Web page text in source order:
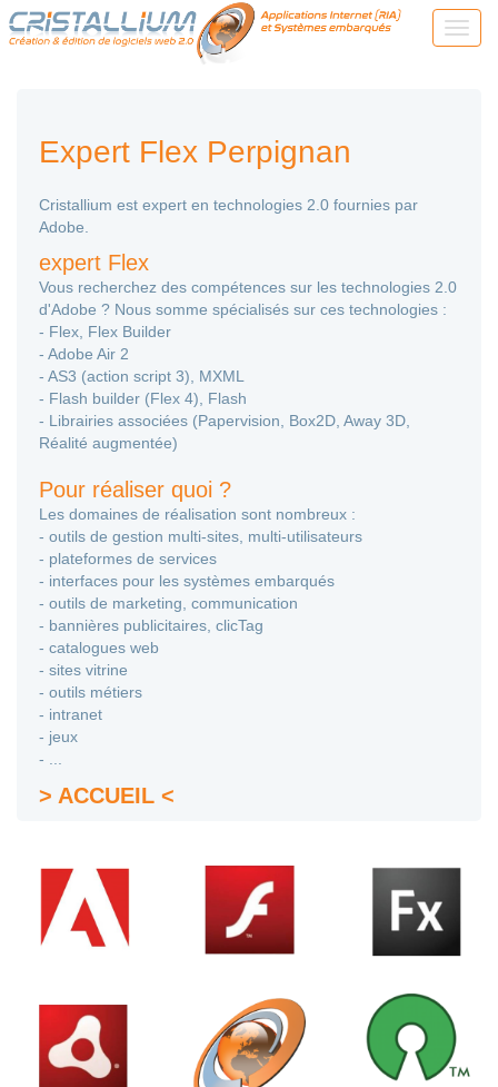
Expert Flex Perpignan
Cristallium est expert en technologies 2.0 fournies par
Adobe.
expert Flex
Vous recherchez des compétences sur les technologies 2.0
d'Adobe ? Nous somme spécialisés sur ces technologies :
- Flex, Flex Builder
- Adobe Air 2
- AS3 (action script 3), MXML
- Flash builder (Flex 4), Flash
- Librairies associées (Papervision, Box2D, Away 3D,
Réalité augmentée)
Pour réaliser quoi ?
Les domaines de réalisation sont nombreux :
- outils de gestion multi-sites, multi-utilisateurs
- plateformes de services
- interfaces pour les systèmes embarqués
- outils de marketing, communication
- bannières publicitaires, clicTag
- catalogues web
- sites vitrine
- outils métiers
- intranet
- jeux
- ...
> ACCUEIL <